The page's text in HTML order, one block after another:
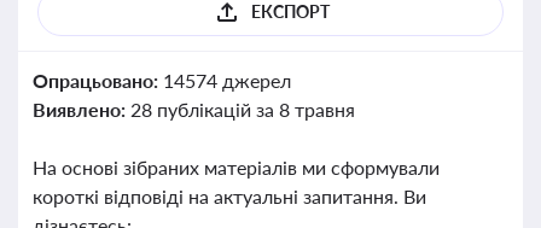
ЕКСПОРТ
Опрацьовано: 14574 джерел
Виявлено: 28 публікацій за 8 травня
На основі зібраних матеріалів ми сформували
короткі відповіді на актуальні запитання. Ви